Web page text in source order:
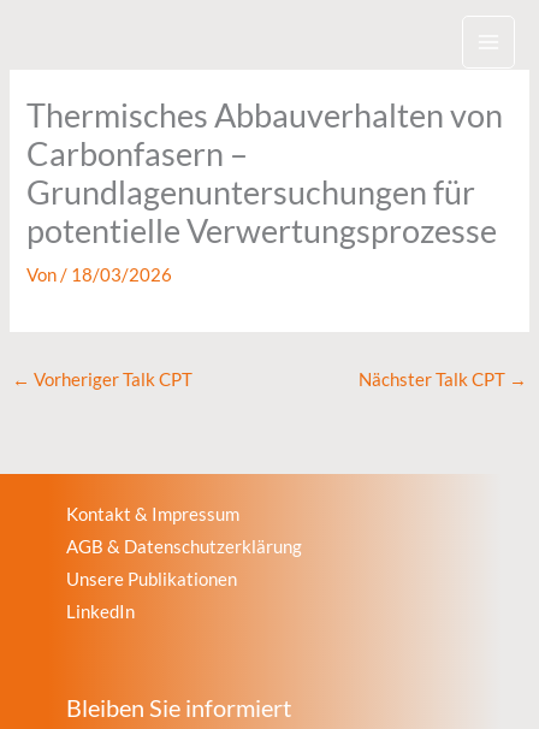
Thermisches Abbauverhalten von
Carbonfasern –
Grundlagenuntersuchungen für
potentielle Verwertungsprozesse
Von/ 18/03/2026
← Vorheriger Talk CPT Nächster Talk CPT →
Kontakt & Impressum
AGB & Datenschutzerklärung
Unsere Publikationen
LinkedIn
Bleiben Sie informiert